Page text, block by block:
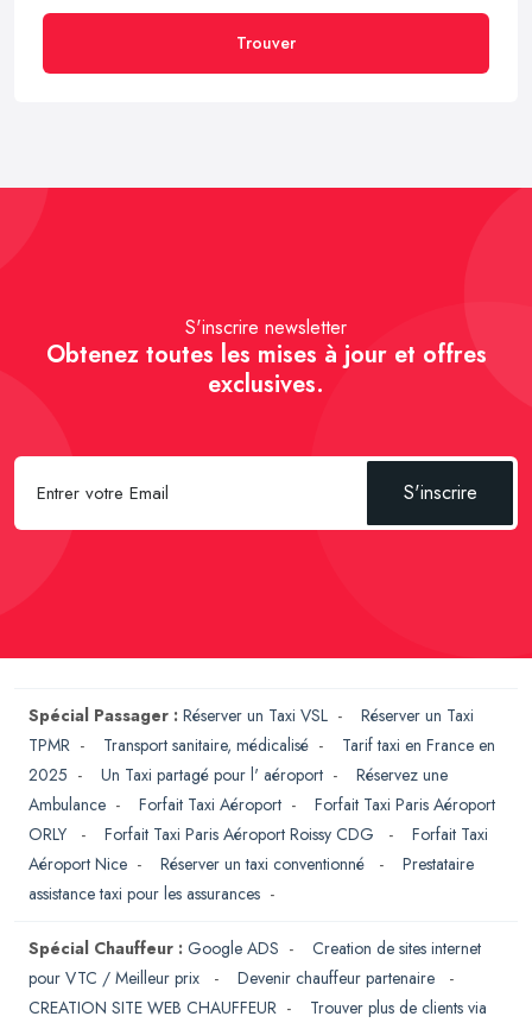
Trouver
S'inscrire newsletter
Obtenez toutes les mises à jour et offres
exclusives.
S'inscrire
Spécial Passager : Réserver un Taxi VSL - Réserver un Taxi
TPMR - Transport sanitaire, médicalisé - Tarif taxi en France en
2025 - Un Taxi partagé pour l' aéroport - Réservez une
Ambulance - Forfait Taxi Aéroport - Forfait Taxi Paris Aéroport
ORLY
- Forfait Taxi Paris Aéroport Roissy CDG - Forfait Taxi
Aéroport Nice - Réserver un taxi conventionné - Prestataire
assistance taxi pour les assurances -
Spécial Chauffeur : Google ADS - Creation de sites internet
pour VTC / Meilleur prix
- Devenir chauffeur partenaire
-
CREATION SITE WEB CHAUFFEUR - Trouver plus de clients via